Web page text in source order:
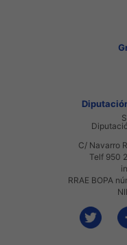
C/ Navarro
Telf 950
RRAE BOPA